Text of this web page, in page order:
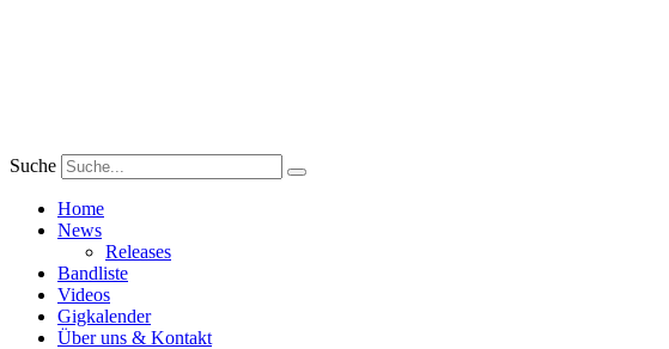
Suche
Home
News
Releases
Bandliste
Videos
Gigkalender
Über uns & Kontakt